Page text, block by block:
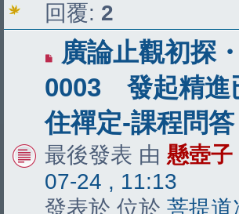
回覆: 2
有
新
文
章
廣論止觀初探
0003 發起精進
住禪定-課程問答
最後發表 由 懸壺子
07-24 , 11:13
發表於 位於 菩提道